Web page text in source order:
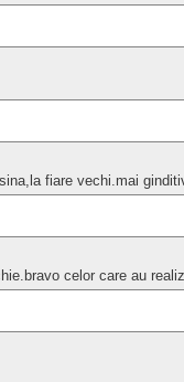
fiare vechi.mai
celor care au